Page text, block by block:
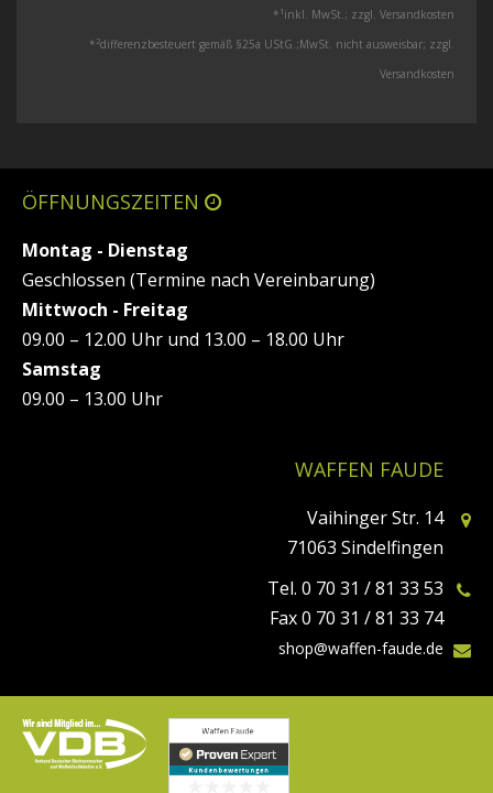
* 1 inkl. MwSt.; zzgl. Versandkosten
* 2differenzbesteuert gemäß §25a UStG.;MwSt. nicht ausweisbar; zzgl.
Versandkosten
ÖFFNUNGSZEITEN
Montag - Dienstag
Geschlossen (Termine nach Vereinbarung)
Mittwoch - Freitag
09.00 – 12.00 Uhr und 13.00 – 18.00 Uhr
Samstag
09.00 – 13.00 Uhr
WAFFEN FAUDE
Vaihinger Str. 14
71063 Sindelfingen
Tel. 0 70 31 / 81 33 53
Fax 0 70 31 / 81 33 74
shop@waffen-faude.de